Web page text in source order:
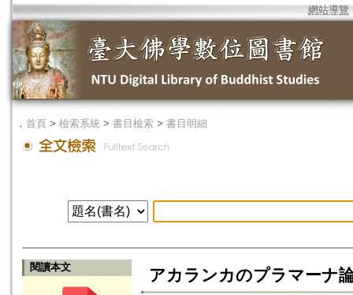
網站導覽
． 首頁 > 檢索系統 > 書目檢索 > 書目明細
閱讀本文 アカランカのプラマーナ